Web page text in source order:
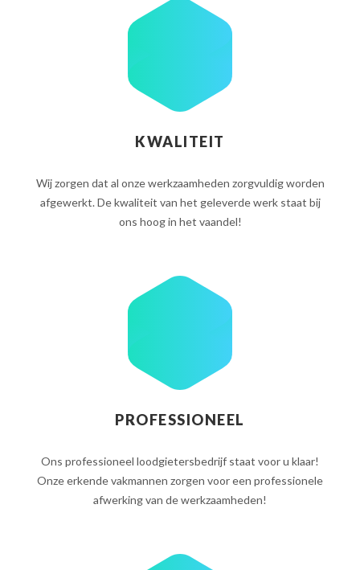
KWALITEIT
Wij zorgen dat al onze werkzaamheden zorgvuldig worden
afgewerkt. De kwaliteit van het geleverde werk staat bij
ons hoog in het vaandel!
PROFESSIONEEL
Ons professioneel loodgietersbedrijf staat voor u klaar!
Onze erkende vakmannen zorgen voor een professionele
afwerking van de werkzaamheden!